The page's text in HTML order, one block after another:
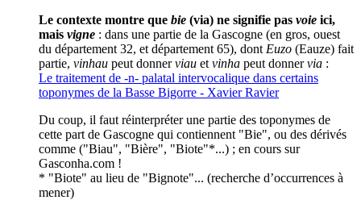
Le contexte montre que bie (via) ne signifie pas voie ici,
mais vigne : dans une partie de la Gascogne (en gros, ouest
du département 32, et département 65), dont Euzo (Eauze) fait
partie, vinhau peut donnerviau et vinha peut donnervia :
Le traitement de -n- palatal intervocalique dans certains
toponymes de la Basse Bigorre - Xavier Ravier
Du coup, il faut réinterpréter une partie des toponymes de
cette part de Gascogne qui contiennent "Bie", ou des dérivés
comme ("Biau", "Bière", "Biote"*...) ; en cours sur
Gasconha.com !
* "Biote" au lieu de "Bignote"... (recherche d’occurrences à
mener)